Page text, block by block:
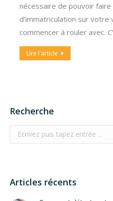
nécessaire de pouvoir
d’immatriculation sur votre
commencer à rouler avec.
Lire l'article
Recherche
Search:
Articles récents